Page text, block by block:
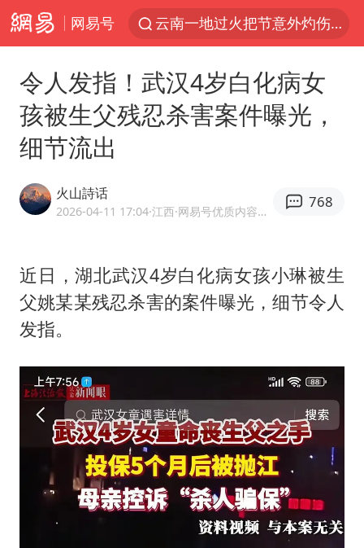
网易号
云南一地过火把节意外灼伤16人
考生称遭第二名花钱劝退 当地再通报
2名小孩玩手机低头幅度近乎折叠
“中国蔬菜之乡”最高温达41.8℃
老中医：立秋后养心是关键
U17国足点球大战淘汰河床晋级决赛
“新疆阿勒泰八月能滑雪”不实
79岁老人被城管撞倒后离世案一审开庭
夯实基础开新局
令人发指！武汉4岁白化病女
孩被生父残忍杀害案件曝光，
细节流出
火山詩话
2026-04-11 17:04·江西 ·网易号优质内容创作者
768
近日，湖北武汉4岁白化病女孩小琳被生
父姚某某残忍杀害的案件曝光，细节令人
发指。